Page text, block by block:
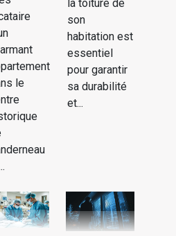
le
la toiture de
son
habitation est
essentiel
pour garantir
sa durabilité
et...